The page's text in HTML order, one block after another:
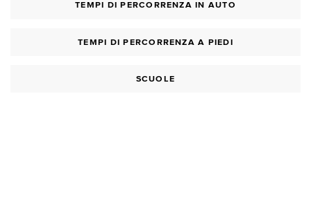
TEMPI DI PERCORRENZA IN AUTO
TEMPI DI PERCORRENZA A PIEDI
SCUOLE